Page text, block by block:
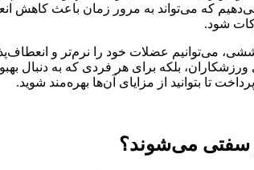
که می‌تواند به مرور زمان باعث کاهش
شود.
می‌توانیم عضلات خود را نرم‌تر و
ورزشکاران، بلکه برای هر فردی که به
تا بتوانید از مزایای آن‌ها بهره‌مند شوید.
سفتی می‌شوند؟